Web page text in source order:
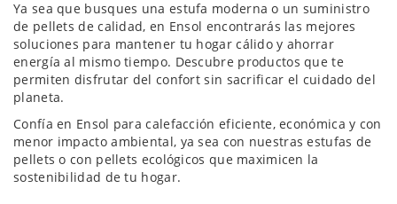
Ya sea que busques una estufa moderna o un suministro
de pellets de calidad, en Ensol encontrarás las mejores
soluciones para mantener tu hogar cálido y ahorrar
energía al mismo tiempo. Descubre productos que te
permiten disfrutar del confort sin sacrificar el cuidado del
planeta.
Confía en Ensol para calefacción eficiente, económica y con
menor impacto ambiental, ya sea con nuestras estufas de
pellets o con pellets ecológicos que maximicen la
sostenibilidad de tu hogar.